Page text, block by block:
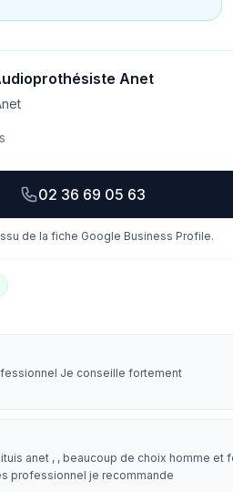
Anet
02 36 69 05 63
de la fiche Google Business Profile.
Je conseille fortement
anet , , beaucoup de choix homme et
professionnel je recommande